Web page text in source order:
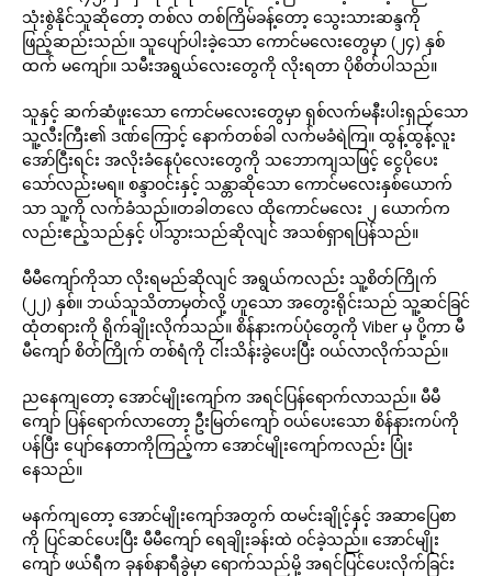
သုံးစွဲနိုင်သူဆိုတော့ တစ်လ တစ်ကြိမ်ခန့်တော့ သွေးသားဆန္ဒကို
ဖြည့်ဆည်းသည်။ သူပျော်ပါးခဲ့သော ကောင်မလေးတွေမှာ (၂၄) နှစ်
ထက် မကျော်။ သမီးအရွယ်လေးတွေကို လိုးရတာ ပိုစိတ်ပါသည်။
သူနှင့် ဆက်ဆံဖူးသော ကောင်မလေးတွေမှာ ရှစ်လက်မနီးပါးရှည်သော
သူ့လီးကြီး၏ ဒဏ်ကြောင့် နောက်တစ်ခါ လက်မခံရဲကြ။ ထွန့်ထွန့်လူး
အော်ငြီးရင်း အလိုးခံနေပုံလေးတွေကို သဘောကျသဖြင့် ငွေပိုပေး
သော်လည်းမရ။ စန္ဒာဝင်းနှင့် သန္တာဆိုသော ကောင်မလေးနှစ်ယောက်
သာ သူ့ကို လက်ခံသည်။တခါတလေ ထိုကောင်မလေး ၂ ယောက်က
လည်းဧည့်သည်နှင့် ပါသွားသည်ဆိုလျင် အသစ်ရှာရပြန်သည်။
မီမီကျော်ကိုသာ လိုးရမည်ဆိုလျင် အရွယ်ကလည်း သူ့စိတ်ကြိုက်
(၂၂) နှစ်။ ဘယ်သူသိတာမှတ်လို့ ဟူသော အတွေးရိုင်းသည် သူ့ဆင်ခြင်
ထုံတရားကို ရိုက်ချိုးလိုက်သည်။ စိန်နားကပ်ပုံတွေကို Viber မှ ပို့ကာ မီ
မီကျော် စိတ်ကြိုက် တစ်ရံကို ငါးသိန်းခွဲပေးပြီး ဝယ်လာလိုက်သည်။
ညနေကျတော့ အောင်မျိုးကျော်က အရင်ပြန်ရောက်လာသည်။ မီမီ
ကျော် ပြန်ရောက်လာတော့ ဦးမြတ်ကျော် ဝယ်ပေးသော စိန်နားကပ်ကို
ပန်ပြီး ပျော်နေတာကိုကြည့်ကာ အောင်မျိုးကျော်ကလည်း ပြုံး
နေသည်။
မနက်ကျတော့ အောင်မျိုးကျော်အတွက် ထမင်းချိုင့်နှင့် အဆာပြေစာ
ကို ပြင်ဆင်ပေးပြီး မီမီကျော် ရေချိုးခန်းထဲ ဝင်ခဲ့သည်။ အောင်မျိုး
ကျော် ဖယ်ရီက ခုနစ်နာရီခွဲမှာ ရောက်သည်မို့ အရင်ပြင်ပေးလိုက်ခြင်း